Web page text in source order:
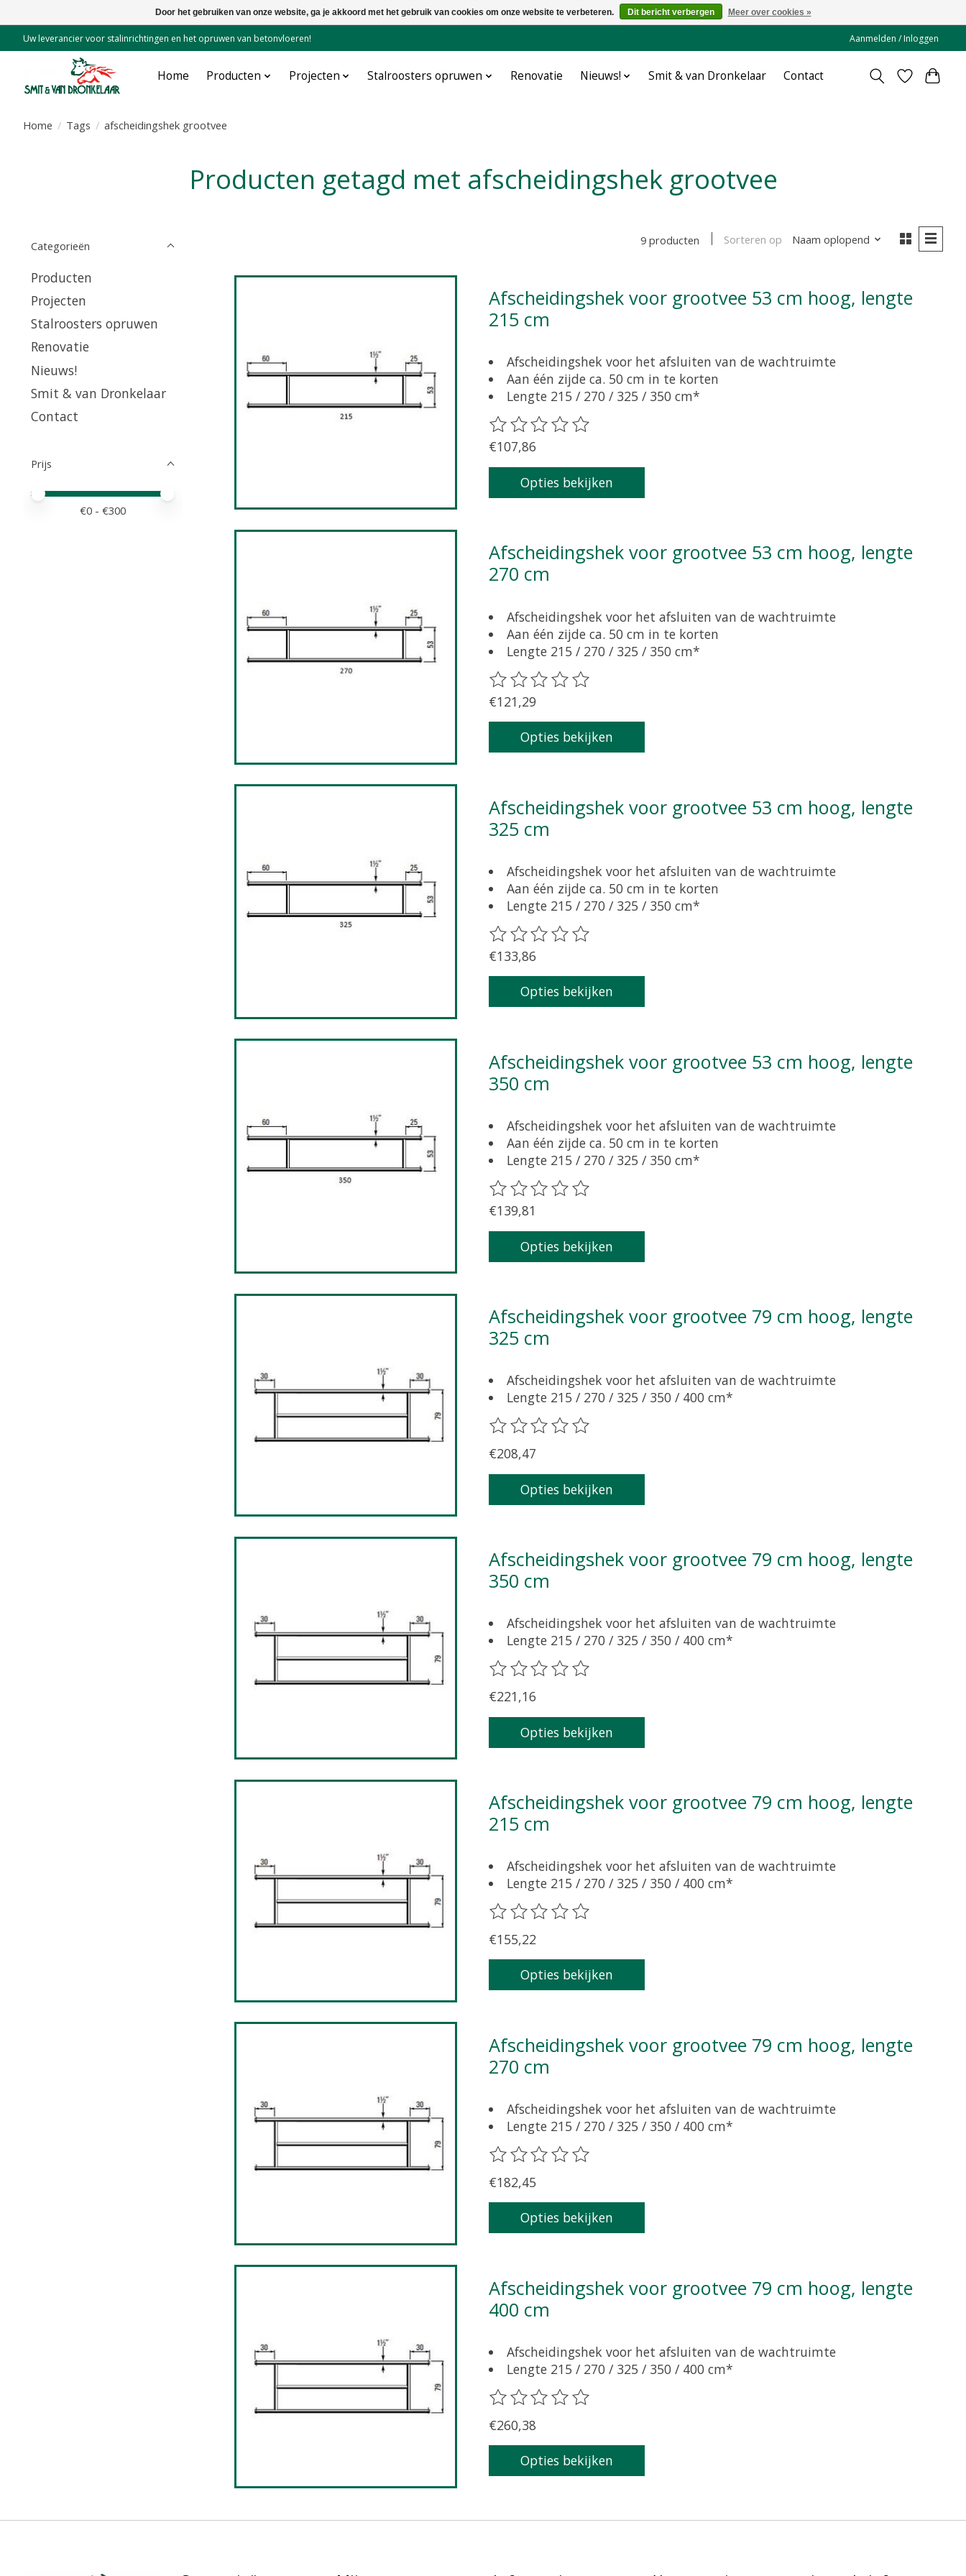
Uw leverancier voor stalinrichtingen en het opruwen van betonvloeren! Aanmelden / Inloggen
Home Producten Projecten Stalroosters opruwen Renovatie Nieuws! Smit & van Dronkelaar Contact
Home / Tags / afscheidingshek grootvee
Producten getagd met afscheidingshek grootvee
Categorieën
Producten
Projecten
Stalroosters opruwen
Renovatie
Nieuws!
Smit & van Dronkelaar
Contact
Prijs
Minimale prijswaarde
Price maximum value
€0 - €300
9 producten Sorteren op Naam oplopend
Afscheidingshek voor grootvee 53 cm hoog, lengte
215 cm
Afscheidingshek voor het afsluiten van de wachtruimte
Aan één zijde ca. 50 cm in te korten
Lengte 215 / 270 / 325 / 350 cm*
De beoordeling van dit product is
€107,86
Opties bekijken
Afscheidingshek voor grootvee 53 cm hoog, lengte
270 cm
Afscheidingshek voor het afsluiten van de wachtruimte
Aan één zijde ca. 50 cm in te korten
Lengte 215 / 270 / 325 / 350 cm*
De beoordeling van dit product is
€121,29
Opties bekijken
Afscheidingshek voor grootvee 53 cm hoog, lengte
325 cm
Afscheidingshek voor het afsluiten van de wachtruimte
Aan één zijde ca. 50 cm in te korten
Lengte 215 / 270 / 325 / 350 cm*
De beoordeling van dit product is
€133,86
Opties bekijken
Afscheidingshek voor grootvee 53 cm hoog, lengte
350 cm
Afscheidingshek voor het afsluiten van de wachtruimte
Aan één zijde ca. 50 cm in te korten
Lengte 215 / 270 / 325 / 350 cm*
De beoordeling van dit product is
€139,81
Opties bekijken
Afscheidingshek voor grootvee 79 cm hoog, lengte
325 cm
Afscheidingshek voor het afsluiten van de wachtruimte
Lengte 215 / 270 / 325 / 350 / 400 cm*
De beoordeling van dit product is
€208,47
Opties bekijken
Afscheidingshek voor grootvee 79 cm hoog, lengte
350 cm
Afscheidingshek voor het afsluiten van de wachtruimte
Lengte 215 / 270 / 325 / 350 / 400 cm*
De beoordeling van dit product is
€221,16
Opties bekijken
Afscheidingshek voor grootvee 79 cm hoog, lengte
215 cm
Afscheidingshek voor het afsluiten van de wachtruimte
Lengte 215 / 270 / 325 / 350 / 400 cm*
De beoordeling van dit product is
€155,22
Opties bekijken
Afscheidingshek voor grootvee 79 cm hoog, lengte
270 cm
Afscheidingshek voor het afsluiten van de wachtruimte
Lengte 215 / 270 / 325 / 350 / 400 cm*
De beoordeling van dit product is
€182,45
Opties bekijken
Afscheidingshek voor grootvee 79 cm hoog, lengte
400 cm
Afscheidingshek voor het afsluiten van de wachtruimte
Lengte 215 / 270 / 325 / 350 / 400 cm*
De beoordeling van dit product is
€260,38
Opties bekijken
Door het gebruiken van onze website, ga je akkoord met het gebruik van cookies om onze website te verbeteren. Dit bericht verbergen Meer over cookies »